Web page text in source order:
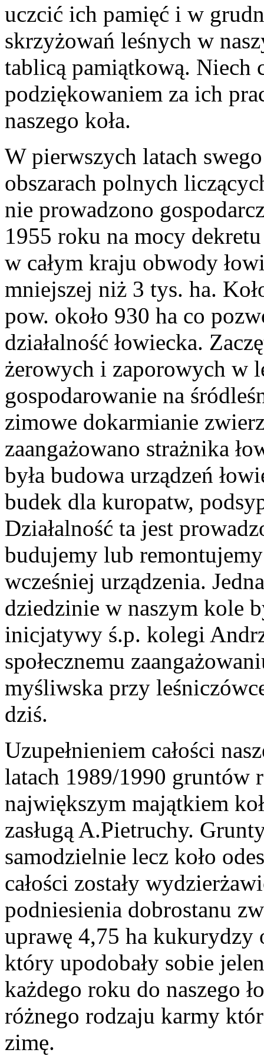
uczcić ich pamięć i w
skrzyżowań leśnych w
tablicą pamiątkową. Niech
podziękowaniem za ich
naszego koła.
W pierwszych latach
obszarach polnych
nie prowadzono
1955 roku na mocy
w całym kraju obwody
mniejszej niż 3 tys. ha.
pow. około 930 ha co
działalność łowiecka.
żerowych i zaporowych w
gospodarowanie na
zimowe dokarmianie
zaangażowano strażnika
była budowa urządzeń
budek dla kuropatw,
Działalność ta jest
budujemy lub
wcześniej urządzenia.
dziedzinie w naszym kole
inicjatywy ś.p. kolegi
społecznemu
myśliwska przy
dziś.
Uzupełnieniem całości
latach 1989/1990 gruntów
największym majątkiem
zasługą A.Pietruchy.
samodzielnie lecz koło
całości zostały
podniesienia dobrostanu
uprawę 4,75 ha kukurydzy
który upodobały sobie
każdego roku do naszego
różnego rodzaju karmy
zimę.